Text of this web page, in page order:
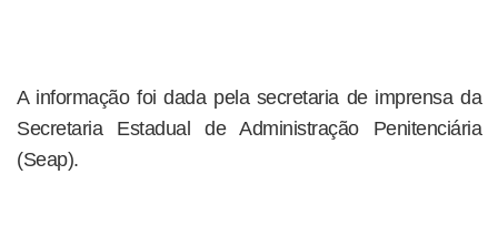
A informação foi dada pela secretaria de imprensa da
Secretaria Estadual de Administração Penitenciária
(Seap).